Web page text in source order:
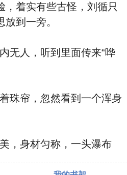
，着实有些古怪，刘循只
到一旁。
人，听到里面传来“哗
帘，忽然看到一个浑身
身材匀称，一头瀑布